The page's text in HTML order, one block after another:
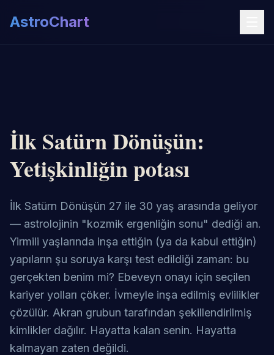
AstroChart
İlk Satürn Dönüşün:
Yetişkinliğin potası
İlk Satürn Dönüşün 27 ile 30 yaş arasında geliyor
— astrolojinin "kozmik ergenliğin sonu" dediği an.
Yirmili yaşlarında inşa ettiğin (ya da kabul ettiğin)
yapıların şu soruya karşı test edildiği zaman: bu
gerçekten benim mi? Ebeveyn onayı için seçilen
kariyer yolları çöker. İvmeyle inşa edilmiş evlilikler
çözülür. Akran grubun tarafından şekillendirilmiş
kimlikler dağılır. Hayatta kalan senin. Hayatta
kalmayan zaten değildi.